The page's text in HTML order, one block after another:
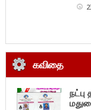
கவிதை